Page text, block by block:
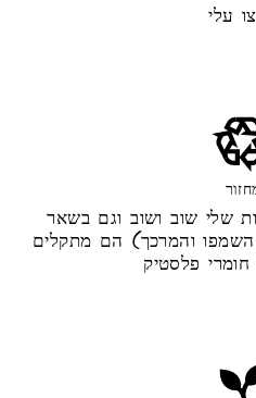
עלי
שלי שוב ושוב וגם בשאר
והמרכך) הם מתקלים
פלסטיק